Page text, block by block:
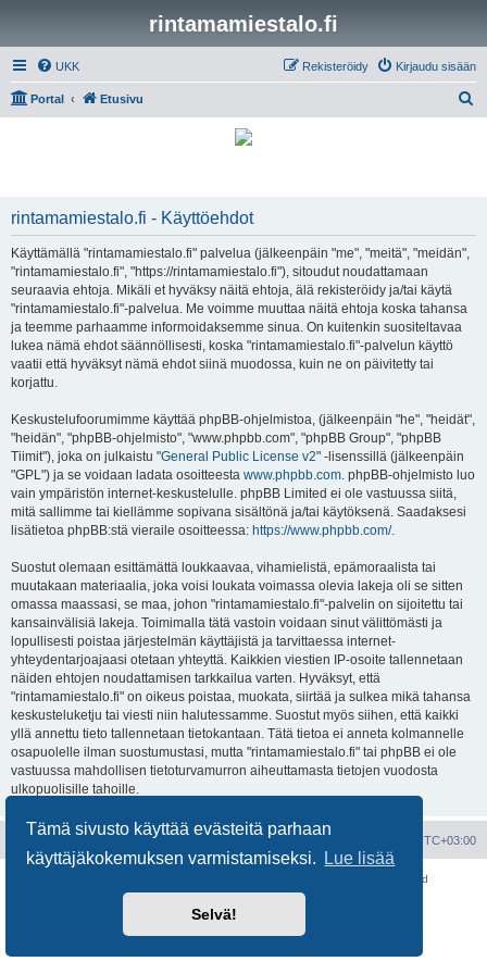
Tämä sivusto käyttää evästeitä parhaan
käyttäjäkokemuksen varmistamiseksi.
Lue lisää
Selvä!
rintamamiestalo.fi
UKK Kirjaudu sisään
Rekisteröidy
Portal Etusivu
rintamamiestalo.fi - Käyttöehdot
Käyttämällä "rintamamiestalo.fi" palvelua (jälkeenpäin "me", "meitä", "meidän",
"rintamamiestalo.fi", "https://rintamamiestalo.fi"), sitoudut noudattamaan
seuraavia ehtoja. Mikäli et hyväksy näitä ehtoja, älä rekisteröidy ja/tai käytä
"rintamamiestalo.fi"-palvelua. Me voimme muuttaa näitä ehtoja koska tahansa
ja teemme parhaamme informoidaksemme sinua. On kuitenkin suositeltavaa
lukea nämä ehdot säännöllisesti, koska "rintamamiestalo.fi"-palvelun käyttö
vaatii että hyväksyt nämä ehdot siinä muodossa, kuin ne on päivitetty tai
korjattu.
Keskustelufoorumimme käyttää phpBB-ohjelmistoa, (jälkeenpäin "he", "heidät",
"heidän", "phpBB-ohjelmisto", "www.phpbb.com", "phpBB Group", "phpBB
Tiimit"), joka on julkaistu "General Public License v2" -lisenssillä (jälkeenpäin
"GPL") ja se voidaan ladata osoitteesta www.phpbb.com. phpBB-ohjelmisto luo
vain ympäristön internet-keskustelulle. phpBB Limited ei ole vastuussa siitä,
mitä sallimme tai kiellämme sopivana sisältönä ja/tai käytöksenä. Saadaksesi
lisätietoa phpBB:stä vieraile osoitteessa: https://www.phpbb.com/.
Suostut olemaan esittämättä loukkaavaa, vihamielistä, epämoraalista tai
muutakaan materiaalia, joka voisi loukata voimassa olevia lakeja oli se sitten
omassa maassasi, se maa, johon "rintamamiestalo.fi"-palvelin on sijoitettu tai
kansainvälisiä lakeja. Toimimalla tätä vastoin voidaan sinut välittömästi ja
lopullisesti poistaa järjestelmän käyttäjistä ja tarvittaessa internet-
yhteydentarjoajaasi otetaan yhteyttä. Kaikkien viestien IP-osoite tallennetaan
näiden ehtojen noudattamisen tarkkailua varten. Hyväksyt, että
"rintamamiestalo.fi" on oikeus poistaa, muokata, siirtää ja sulkea mikä tahansa
keskusteluketju tai viesti niin halutessamme. Suostut myös siihen, että kaikki
yllä annettu tieto tallennetaan tietokantaan. Tätä tietoa ei anneta kolmannelle
osapuolelle ilman suostumustasi, mutta "rintamamiestalo.fi" tai phpBB ei ole
vastuussa mahdollisen tietoturvamurron aiheuttamasta tietojen vuodosta
ulkopuolisille tahoille.
UTC+03:00
® Forum Software © phpBB Limited
Käännös: phpBB Suomi (lurttinen, harritapio, Pettis)
Yksityisyys